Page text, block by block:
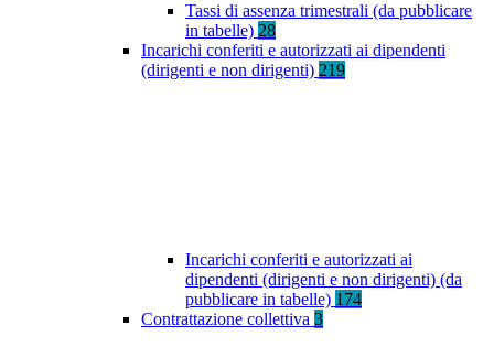
Tassi di assenza trimestrali (da pubblicare
in tabelle) 28
Incarichi conferiti e autorizzati ai dipendenti
(dirigenti e non dirigenti) 219
Incarichi conferiti e autorizzati ai
dipendenti (dirigenti e non dirigenti) (da
pubblicare in tabelle) 174
Contrattazione collettiva 3